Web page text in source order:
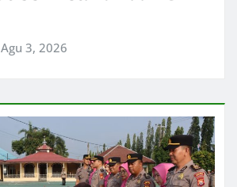
Agu 3, 2026